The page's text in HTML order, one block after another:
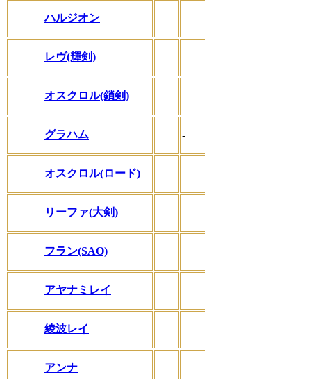
ハルジオン
レヴ(輝剣)
オスクロル(鎖剣)
グラハム -
オスクロル(ロード)
リーファ(大剣)
フラン(SAO)
アヤナミレイ
綾波レイ
アンナ